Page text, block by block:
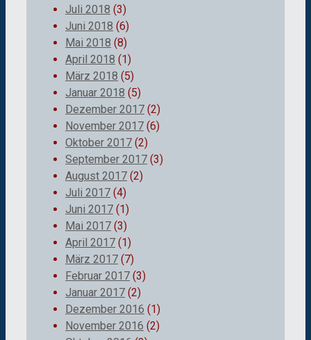
Juli 2018 (3)
Juni 2018 (6)
Mai 2018 (8)
April 2018 (1)
März 2018 (5)
Januar 2018 (5)
Dezember 2017 (2)
November 2017 (6)
Oktober 2017 (2)
September 2017 (3)
August 2017 (2)
Juli 2017 (4)
Juni 2017 (1)
Mai 2017 (3)
April 2017 (1)
März 2017 (7)
Februar 2017 (3)
Januar 2017 (2)
Dezember 2016 (1)
November 2016 (2)